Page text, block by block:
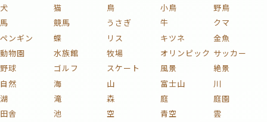
犬
猫 鳥 小鳥
野鳥
馬
競馬 うさぎ 牛
クマ
ペンギン
蝶 リス キツネ
金魚
動物園
水族館 牧場 オリンピック サッカー
野球
ゴルフ スケート 風景
絶景
自然
海 山 富士山
川
湖
滝 森 庭
庭園
田舎
池 空 青空
雲